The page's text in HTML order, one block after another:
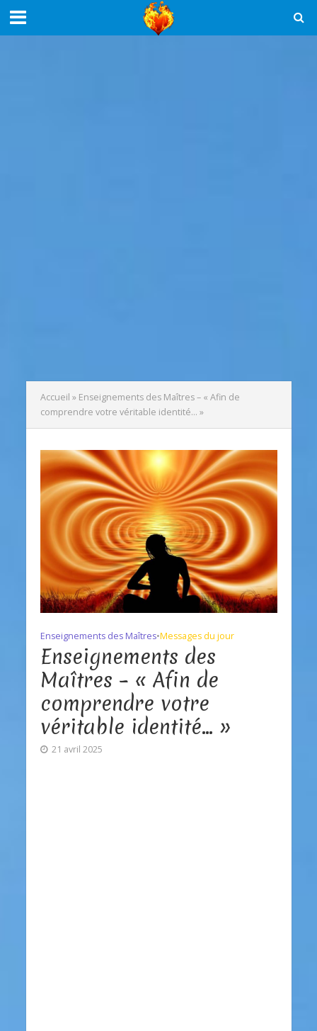
Accueil » Enseignements des Maîtres – « Afin de
comprendre votre véritable identité… »
Enseignements des Maîtres•Messages du jour
Enseignements des
Maîtres – « Afin de
comprendre votre
véritable identité… »
21 avril 2025